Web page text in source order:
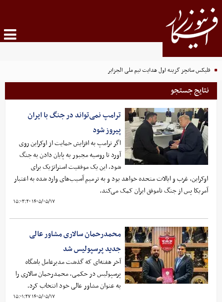
فلیکس سانچز گزینه اول هدایت تیم ملی الجزایر
نتایج جستجو
ترامپ نمی‌تواند در جنگ با ایران
پیروز شود
اگر ترامپ به افزایش حمایت از اوکراین روی
آورد تا روسیه مجبور به پایان دادن به جنگ
شود، این یک موفقیت استراتژیک برای
اوکراین، غرب و ایالات متحده خواهد بود و به ترمیم آسیب‌های وارد شده به اعتبار
آمریکا پس از جنگ ناموفق ایران کمک می‌کند.
۱۴۰۵/۰۵/۱۷ ۱۵:۰۳:۲۰
محمدرحمان سالاری مشاور عالی
جدید پرسپولیس شد
آخر هفته‌ای که گذشت مدیرعامل باشگاه
پرسپولیس در حکمی، محمدرحمان سالاری را
به عنوان مشاور عالی خود انتخاب کرد.
۱۴۰۵/۰۵/۱۷ ۱۵:۰۱:۲۷